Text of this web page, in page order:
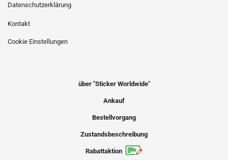
Datenschutzerklärung
Kontakt
Cookie Einstellungen
über "Sticker Worldwide"
Ankauf
Bestellvorgang
Zustandsbeschreibung
Rabattaktion